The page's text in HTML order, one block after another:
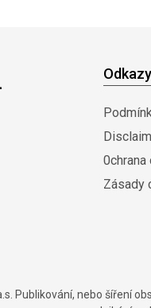
Odkazy
0chrana
Zásady
Publikování, nebo šíření